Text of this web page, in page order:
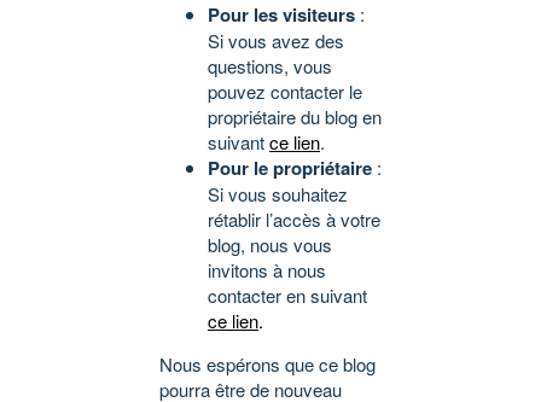
Pour les visiteurs :
Si vous avez des
questions, vous
pouvez contacter le
propriétaire du blog en
suivantce lien.
Pour le propriétaire :
Si vous souhaitez
rétablir l’accès à votre
blog, nous vous
invitons à nous
contacter en suivant
ce lien.
Nous espérons que ce blog
pourra être de nouveau